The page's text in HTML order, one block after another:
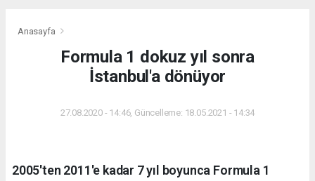
Anasayfa
Formula 1 dokuz yıl sonra
İstanbul'a dönüyor
27.08.2020 - 14:46, Güncelleme: 18.05.2021 - 14:34
2005'ten 2011'e kadar 7 yıl boyunca Formula 1